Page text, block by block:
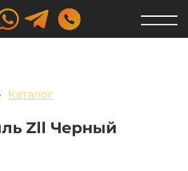
Каталог
Zll Черный